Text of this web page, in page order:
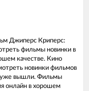
Джиперс Криперс:
фильмы новинки в
качестве. Кино
новинки фильмов
уже вышли. Фильмы
онлайн в хорошем